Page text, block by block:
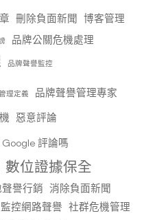
刪除負面新聞 博客管理
品牌公關危機處理
品牌聲譽監控
理定義 品牌聲譽管理專家
惡意評論
評論嗎
數位證據保全
譽行銷 消除負面新聞
監控網路聲譽 社群危機管理